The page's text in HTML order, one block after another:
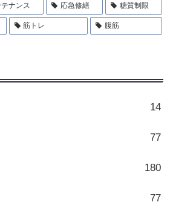
テナンス 応急修繕 糖質制限
筋トレ 腹筋
14
77
180
77